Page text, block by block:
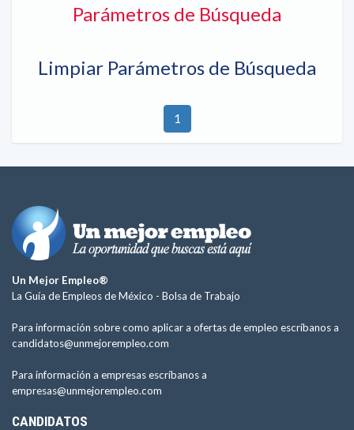
Parámetros de Búsqueda
Limpiar Parámetros de Búsqueda
1
Un Mejor Empleo®
La Guía de Empleos de México - Bolsa de Trabajo
Para información sobre como aplicar a ofertas de empleo escríbanos a
candidatos@unmejorempleo.com
Para información a empresas escríbanos a
empresas@unmejorempleo.com
CANDIDATOS